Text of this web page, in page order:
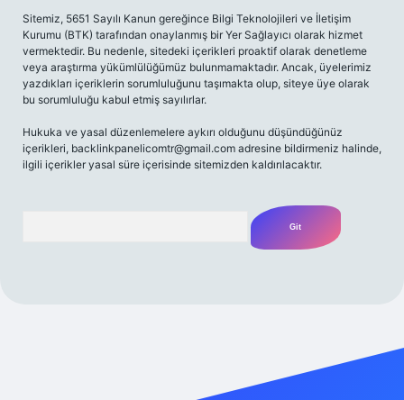
Sitemiz, 5651 Sayılı Kanun gereğince Bilgi Teknolojileri ve İletişim
Kurumu (BTK) tarafından onaylanmış bir Yer Sağlayıcı olarak hizmet
vermektedir. Bu nedenle, sitedeki içerikleri proaktif olarak denetleme
veya araştırma yükümlülüğümüz bulunmamaktadır. Ancak, üyelerimiz
yazdıkları içeriklerin sorumluluğunu taşımakta olup, siteye üye olarak
bu sorumluluğu kabul etmiş sayılırlar.
Hukuka ve yasal düzenlemelere aykırı olduğunu düşündüğünüz
içerikleri, backlinkpanelicomtr@gmail.com adresine bildirmeniz halinde,
ilgili içerikler yasal süre içerisinde sitemizden kaldırılacaktır.